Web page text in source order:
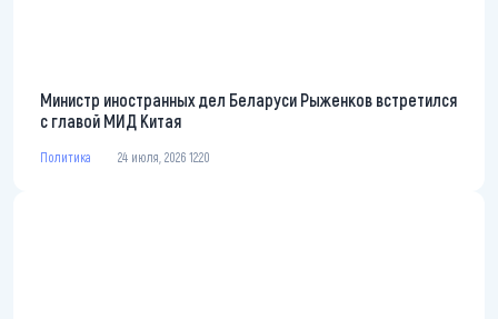
Министр иностранных дел Беларуси Рыженков встретился
с главой МИД Китая
Политика 24 июля, 2026 12:20